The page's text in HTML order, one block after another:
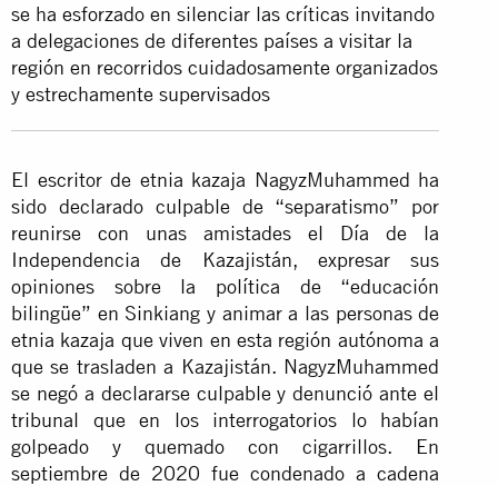
se ha esforzado en silenciar las críticas invitando
a delegaciones de diferentes países a visitar la
región en recorridos cuidadosamente organizados
y estrechamente supervisados
El escritor de etnia kazaja NagyzMuhammed ha
sido declarado culpable de “separatismo” por
reunirse con unas amistades el Día de la
Independencia de Kazajistán, expresar sus
opiniones sobre la política de “educación
bilingüe” en Sinkiang y animar a las personas de
etnia kazaja que viven en esta región autónoma a
que se trasladen a Kazajistán. NagyzMuhammed
se negó a declararse culpable y denunció ante el
tribunal que en los interrogatorios lo habían
golpeado y quemado con cigarrillos. En
septiembre de 2020 fue condenado a cadena